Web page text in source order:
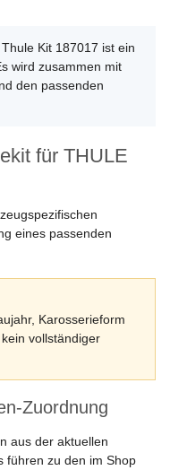
Thule Kit 187017 ist ein
wird zusammen mit
den passenden
für THULE
eines passenden
Karosserieform
vollständiger
Zuordnung
aus der aktuellen
führen zu den im Shop